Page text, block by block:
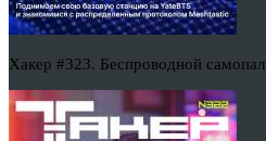
Хакер #323. Беспроводной самопал